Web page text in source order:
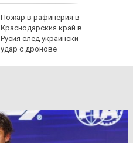
Пожар в рафинерия в
Краснодарския край в
Русия след украински
удар с дронове